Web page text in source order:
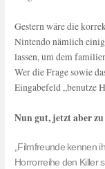
Gestern wäre die
Nintendo nämlich
lassen, um dem
Wer die Frage sowie
Eingabefeld „benutze
Nun gut, jetzt aber
„Filmfreunde kennen
Horrorreihe den Killer